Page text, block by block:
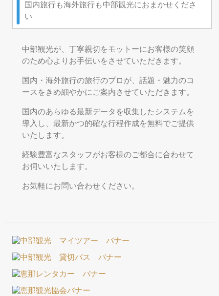
国内旅行も海外旅行も中部観光におまかせくださ
い
中部観光が、丁寧親切をモットーにお客様の笑顔
のため心よりお手伝いをさせていただきます。
国内・海外旅行の旅行のプロが、話題・魅力のコ
ースをきめ細やかにご案内させていただきます。
国内のあらゆる最新データを収集したシステムを
導入し、最新かつ的確な行程作成を無料でご提供
いたします。
経験豊富なスタッフがお客様のご都合に合わせて
お伺いいたします。
お気軽にお問い合わせください。